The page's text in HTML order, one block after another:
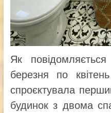
Як повідомляється
березня по
спроєктувала
будинок з двома